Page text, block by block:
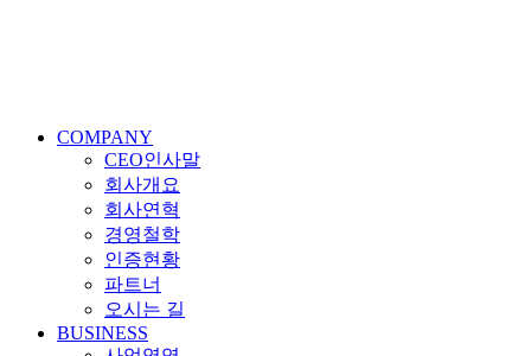
COMPANY
CEO인사말
회사개요
회사연혁
경영철학
인증현황
파트너
오시는 길
BUSINESS